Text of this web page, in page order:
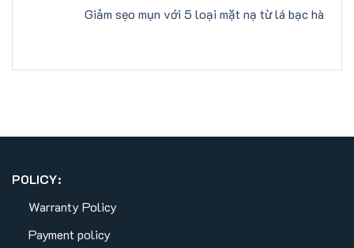
Giảm sẹo mụn với 5 loại mặt nạ từ lá bạc hà
POLICY:
Warranty Policy
Payment policy